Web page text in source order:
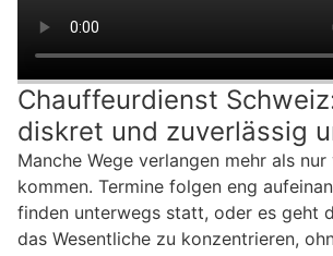
Chauffeurdienst
diskret und zuverlässig
Manche Wege verlangen mehr als
kommen. Termine folgen eng
finden unterwegs statt, oder es geht
das Wesentliche zu konzentrieren,